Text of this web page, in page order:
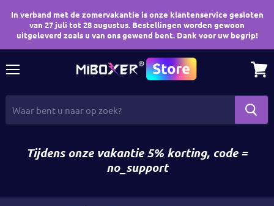
In verband met de zomervakantie is onze klantenservice gesloten
van 27 juli tot 28 augustus. Bestellingen worden gewoon
uitgeleverd zoals u van ons gewend bent. Dank voor uw begrip!
Tijdens onze vakantie 5% korting, code =
no_support